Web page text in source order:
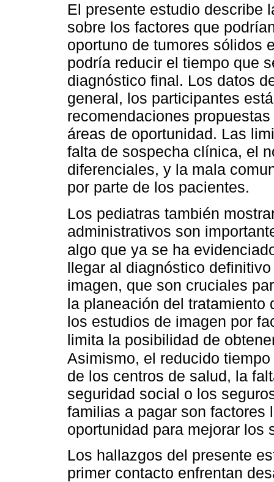
El presente estudio describe
sobre los factores que
oportuno de tumores sólidos
podría reducir el tiempo que
diagnóstico final. Los datos
general, los participantes
recomendaciones
áreas de oportunidad. Las
falta de sospecha clínica, el
diferenciales, y la mala
por parte de los pacientes.
Los pediatras también
administrativos son
algo que ya se ha
llegar al diagnóstico
imagen, que son cruciales
la planeación del tratamiento
los estudios de imagen por
limita la posibilidad de
Asimismo, el reducido
de los centros de salud, la
seguridad social o los
familias a pagar son
oportunidad para mejorar los
Los hallazgos del presente
primer contacto enfrentan